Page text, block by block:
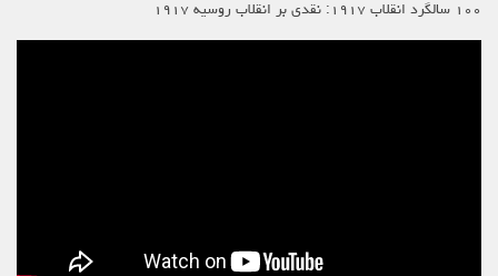
۱۰۰ سالگرد انقلاب ۱۹۱۷: نقدی بر انقلاب روسیه ۱۹۱۷